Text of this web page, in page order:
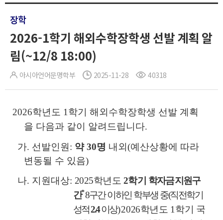
장학
2026-1학기 해외수학장학생 선발 계획 알
림(~12/8 18:00)
아시아언어문명학부 2025-11-28 40318
2026학년도 1학기 해외수학장학생 선발 계획
을 다음과 같이 알려드립니다.
가. 선발인원: 약 30명 내외 (예산상황에 따라
변동될 수 있음)
나. 지원대상: 2025학년도 2학기 학자금 지원구
간*8구간 이하인 학부생 중(직전학기
성적2.4이상) 2026학년도 1학기 국